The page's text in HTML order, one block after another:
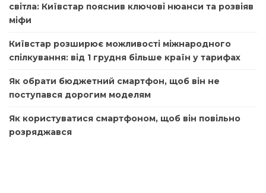
світла: Київстар пояснив ключові нюанси та розвіяв
міфи
Київстар розширює можливості міжнародного
спілкування: від 1 грудня більше країн у тарифах
Як обрати бюджетний смартфон, щоб він не
поступався дорогим моделям
Як користуватися смартфоном, щоб він повільно
розряджався